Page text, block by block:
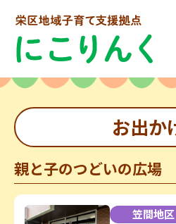
お出か
親と子のつどいの広場
笠間地区